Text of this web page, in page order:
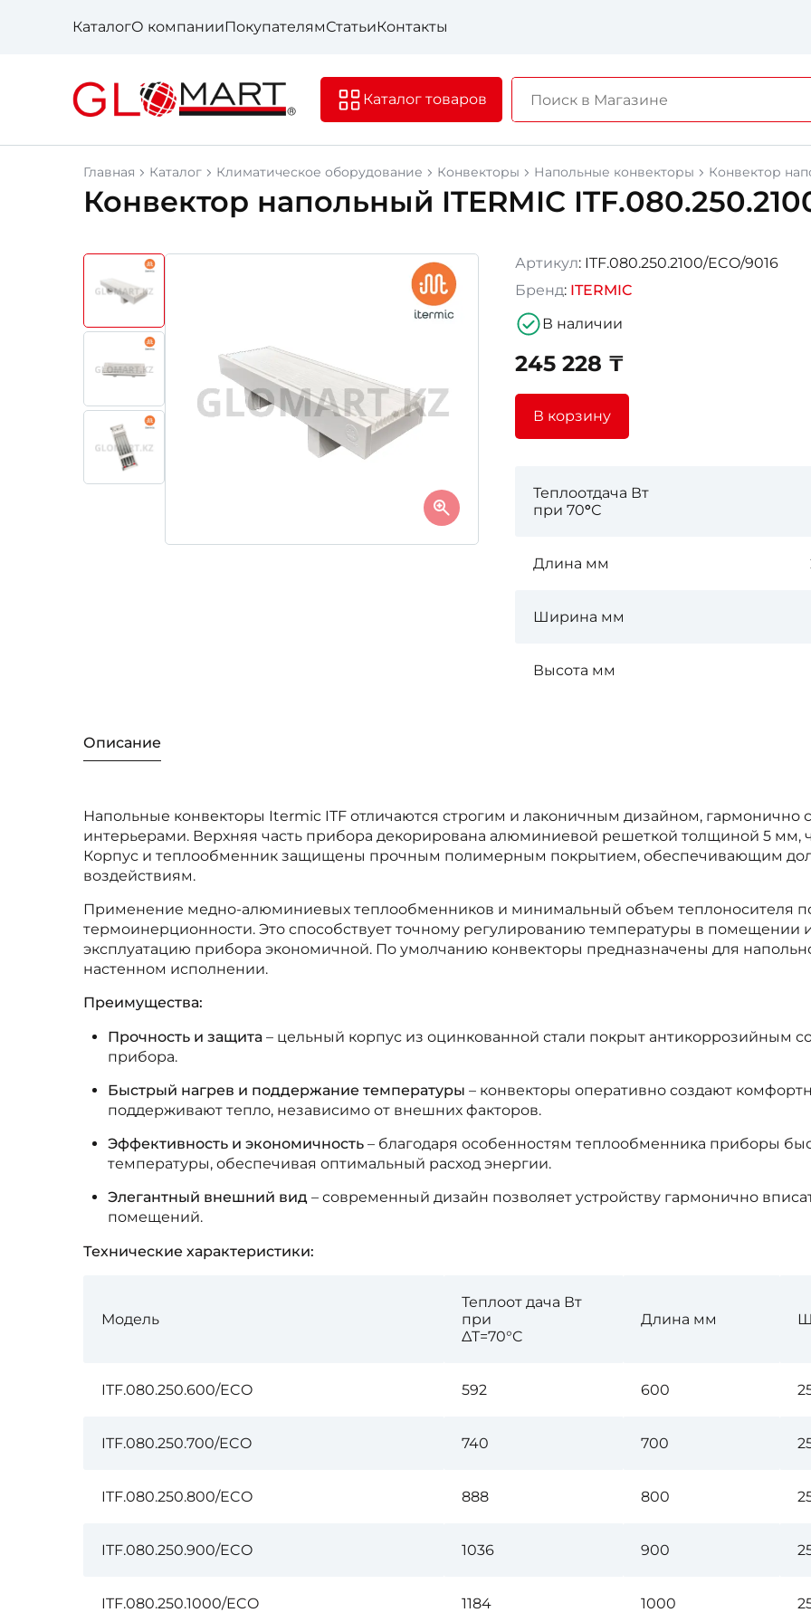
КаталогО компанииПокупателямСтатьиКонтакты
Каталог товаров
Главная Каталог Климатическое оборудование Конвекторы Напольные конвекторы Конвектор
Конвектор напольный ITERMIC
Артикул: ITF.080.250.2100/ECO/9016
Бренд: ITERMIC
В наличии
245 228 ₸
В корзину
Теплоотдача Вт
при 70°С
Длина мм
Ширина мм
Высота мм
Описание
Напольные конвекторы Itermic ITF отличаются строгим и лаконичным дизайном,
интерьерами. Верхняя часть прибора декорирована алюминиевой решеткой толщиной 5 мм,
Корпус и теплообменник защищены прочным полимерным покрытием, обеспечивающим
воздействиям.
Применение медно-алюминиевых теплообменников и минимальный объем теплоносителя
термоинерционности. Это способствует точному регулированию температуры в помещении
эксплуатацию прибора экономичной. По умолчанию конвекторы предназначены для
настенном исполнении.
Преимущества:
Прочность и защита – цельный корпус из оцинкованной стали покрыт антикоррозийным
прибора.
Быстрый нагрев и поддержание температуры – конвекторы оперативно создают
поддерживают тепло, независимо от внешних факторов.
Эффективность и экономичность – благодаря особенностям теплообменника приборы
температуры, обеспечивая оптимальный расход энергии.
Элегантный внешний вид – современный дизайн позволяет устройству гармонично
помещений.
Технические характеристики:
Модель
Теплоот дача Вт
при
∆T=70°C
Длина мм
ITF.080.250.600/ECO 592 600
ITF.080.250.700/ECO 740 700
ITF.080.250.800/ECO 888 800
ITF.080.250.900/ECO 1036 900
ITF.080.250.1000/ECO 1184 1000